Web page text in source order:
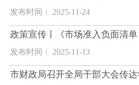
发布时间： 2025-11-24
政策宣传丨《市场准入负面清单
发布时间： 2025-11-13
市财政局召开全局干部大会传